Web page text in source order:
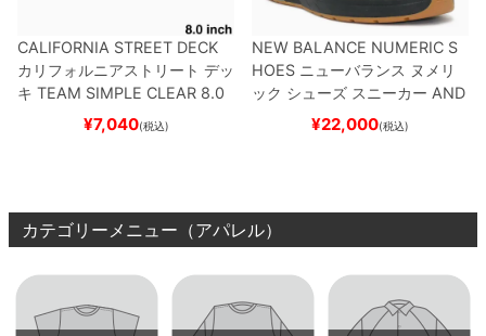
CALIFORNIA STREET DECK
カリフォルニアストリート デッ
キ TEAM SIMPLE CLEAR 8.0
ブランク（DSM）
ード スケボー
¥7,040(税込)
NEW BALANCE NUMERIC S
HOES ニューバランス ヌメリ
ック シューズ スニーカー AND
REW REYNOLDS 933
BROWN/BLACK
スケート
¥22,000(税込)
カテゴリーメニュー（アパレル）